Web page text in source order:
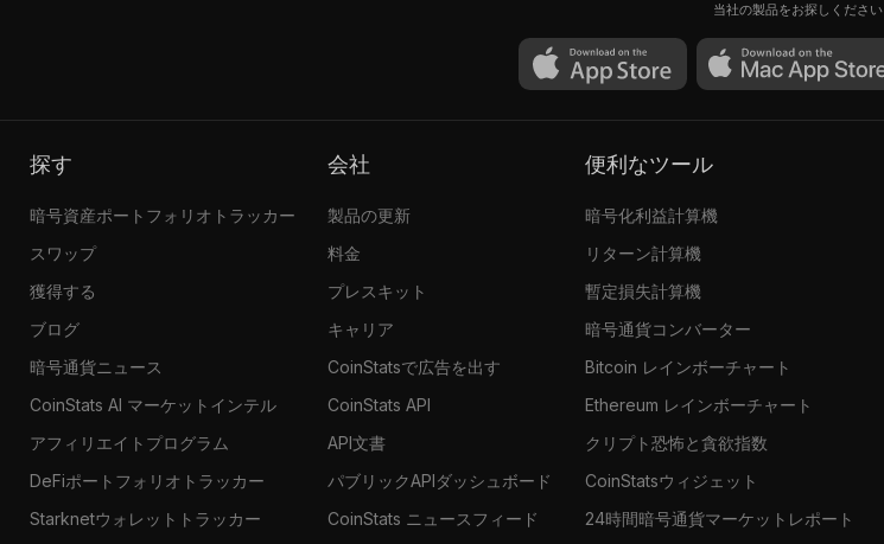
当社の製品をお探しください
探す
暗号資産ポートフォリオトラッカー
スワップ
獲得する
ブログ
暗号通貨ニュース
CoinStats AI マーケットインテル
アフィリエイトプログラム
DeFiポートフォリオトラッカー
Starknetウォレットトラッカー
会社
製品の更新
料金
プレスキット
キャリア
CoinStatsで広告を出す
CoinStats API
API文書
パブリックAPIダッシュボード
CoinStats ニュースフィード
便利なツール
暗号化利益計算機
リターン計算機
暫定損失計算機
暗号通貨コンバーター
Bitcoin レインボーチャート
Ethereum レインボーチャート
クリプト恐怖と貪欲指数
CoinStatsウィジェット
24時間暗号通貨マーケットレポート